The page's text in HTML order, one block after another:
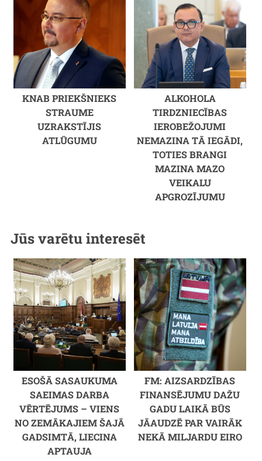
KNAB PRIEKŠNIEKS
STRAUME
UZRAKSTĪJIS
ATLŪGUMU
ALKOHOLA
TIRDZNIECĪBAS
IEROBEŽOJUMI
NEMAZINA TĀ IEGĀDI,
TOTIES BRANGI
MAZINA MAZO
VEIKALU
APGROZĪJUMU
Jūs varētu interesēt
ESOŠĀ SASAUKUMA
SAEIMAS DARBA
VĒRTĒJUMS – VIENS
NO ZEMĀKAJIEM ŠAJĀ
GADSIMTĀ, LIECINA
APTAUJA
FM: AIZSARDZĪBAS
FINANSĒJUMU DAŽU
GADU LAIKĀ BŪS
JĀAUDZĒ PAR VAIRĀK
NEKĀ MILJARDU EIRO